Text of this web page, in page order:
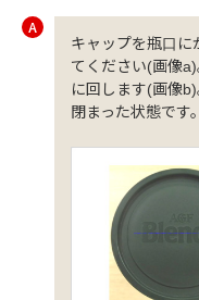
A
キャップを瓶口に
てください(画像
に回します(画像
閉まった状態です。